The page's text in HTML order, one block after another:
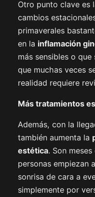
Otro punto clave es
cambios
primaverales
en la inflamación
más sensibles o
que muchas veces
realidad requiere
Más tratamientos
Además, con la
también aumenta la
estética. Son
personas empiezan
sonrisa de cara a
simplemente por